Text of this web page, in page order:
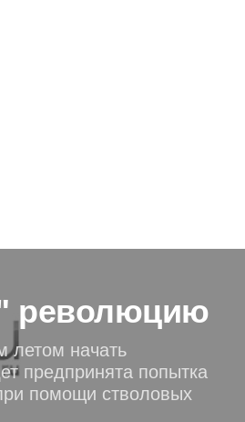
революцию
летом начать
предпринята попытка
помощи стволовых